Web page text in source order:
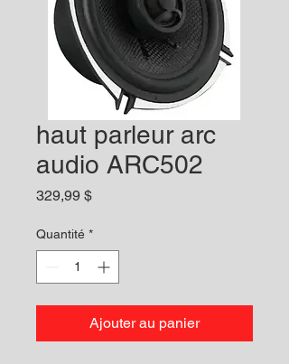
haut parleur arc
audio ARC502
329,99 $Prix
Quantité *
Ajouter au panier